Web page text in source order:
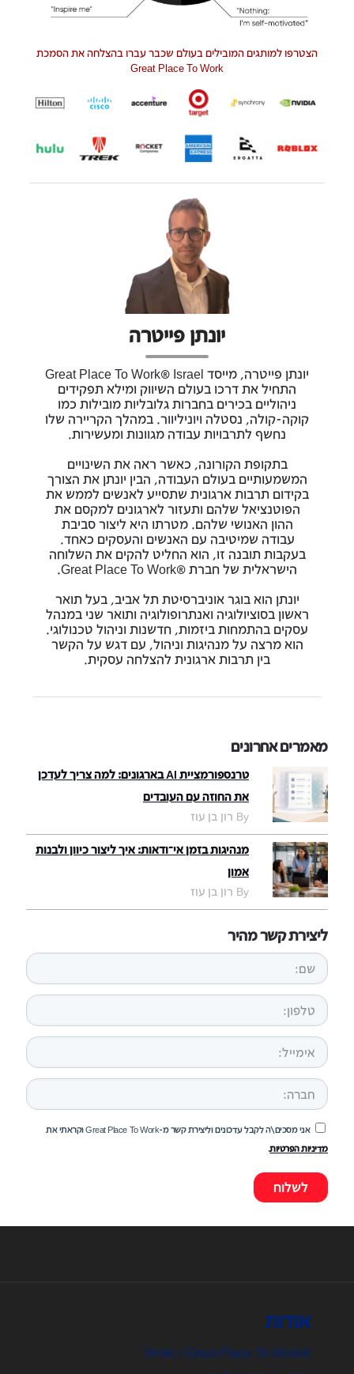
הצטרפו למותגים המובילים בעולם שכבר עברו בהצלחה את הסמכת
Great Place To Work
יונתן פייטרה
יונתן פייטרה, מייסד Great Place To Work® Israel
התחיל את דרכו בעולם השיווק ומילא תפקידים
ניהוליים בכירים בחברות גלובליות מובילות כמו
קוקה-קולה, נסטלה ויוניליוור. במהלך הקריירה שלו
נחשף לתרבויות עבודה מגוונות ומעשירות.
בתקופת הקורונה, כאשר ראה את השינויים
המשמעותיים בעולם העבודה, הבין יונתן את הצורך
בקידום תרבות ארגונית שתסייע לאנשים לממש את
הפוטנציאל שלהם ותעזור לארגונים למקסם את
ההון האנושי שלהם. מטרתו היא ליצור סביבת
עבודה שמיטיבה עם האנשים והעסקים כאחד.
בעקבות תובנה זו, הוא החליט להקים את השלוחה
הישראלית של חברת ®Great Place To Work.
יונתן הוא בוגר אוניברסיטת תל אביב, בעל תואר
ראשון בסוציולוגיה ואנתרופולוגיה ותואר שני במנהל
עסקים בהתמחות ביזמות, חדשנות וניהול טכנולוגי.
הוא מרצה על מנהיגות וניהול, עם דגש על הקשר
בין תרבות ארגונית להצלחה עסקית.
מאמרים אחרונים
טרנספורמציית AI בארגונים: למה צריך לעדכן
את החוזה עם העובדים
By רון בן עוז
מנהיגות בזמן אי־ודאות: איך ליצור כיוון ולבנות
אמון
By רון בן עוז
ליצירת קשר מהיר
אני מסכים\ה לקבל עדכונים וליצירת קשר מ-Great Place To Work וקראתי את
מדיניות הפרטיות.
אודות
®Great Place To Work | אודות